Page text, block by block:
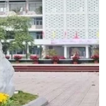
Mỹ, ngày
Tổ chức
Okonjo-